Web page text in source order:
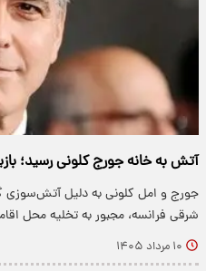
آتش به خانه جورج کلونی رسید؛
جورج و امل کلونی به دلیل آتش‌سوزی
شرقی فرانسه، مجبور به تخلیه محل
۱۰ مرداد ۱۴۰۵